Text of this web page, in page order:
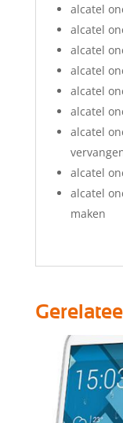
alcatel
alcatel
alcatel
alcatel
alcatel
alcatel
alcatel
alcatel
alcatel
maken